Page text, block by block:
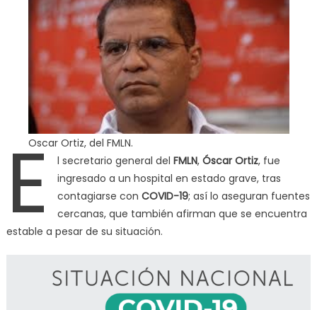
Oscar Ortiz, del FMLN.
E l secretario general del FMLN, Óscar Ortiz, fue
ingresado a un hospital en estado grave, tras
contagiarse con COVID-19; así lo aseguran fuentes
cercanas, que también afirman que se encuentra
estable a pesar de su situación.